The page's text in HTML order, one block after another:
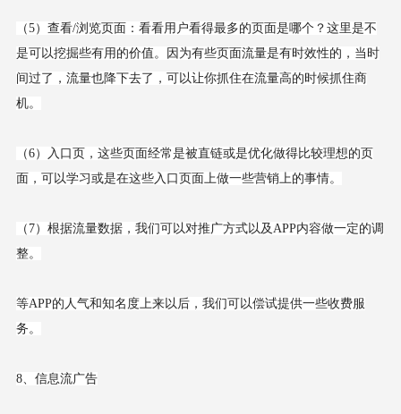
（5）查看/浏览页面：看看用户看得最多的页面是哪个？这里是不
是可以挖掘些有用的价值。因为有些页面流量是有时效性的，当时
间过了，流量也降下去了，可以让你抓住在流量高的时候抓住商
机。
（6）入口页，这些页面经常是被直链或是优化做得比较理想的页
面，可以学习或是在这些入口页面上做一些营销上的事情。
（7）根据流量数据，我们可以对推广方式以及APP内容做一定的调
整。
等APP的人气和知名度上来以后，我们可以偿试提供一些收费服
务。
8、信息流广告